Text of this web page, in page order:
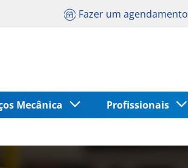
Fazer um agendamento
Mecânica Profissionais